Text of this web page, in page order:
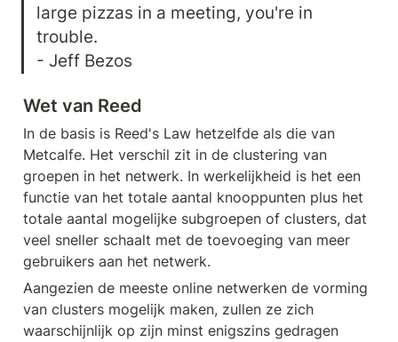
large pizzas in a meeting, you're in
trouble.
- Jeff Bezos
Wet van Reed
In de basis is Reed's Law hetzelfde als die van
Metcalfe. Het verschil zit in de clustering van
groepen in het netwerk. In werkelijkheid is het een
functie van het totale aantal knooppunten plus het
totale aantal mogelijke subgroepen of clusters, dat
veel sneller schaalt met de toevoeging van meer
gebruikers aan het netwerk.
Aangezien de meeste online netwerken de vorming
van clusters mogelijk maken, zullen ze zich
waarschijnlijk op zijn minst enigszins gedragen